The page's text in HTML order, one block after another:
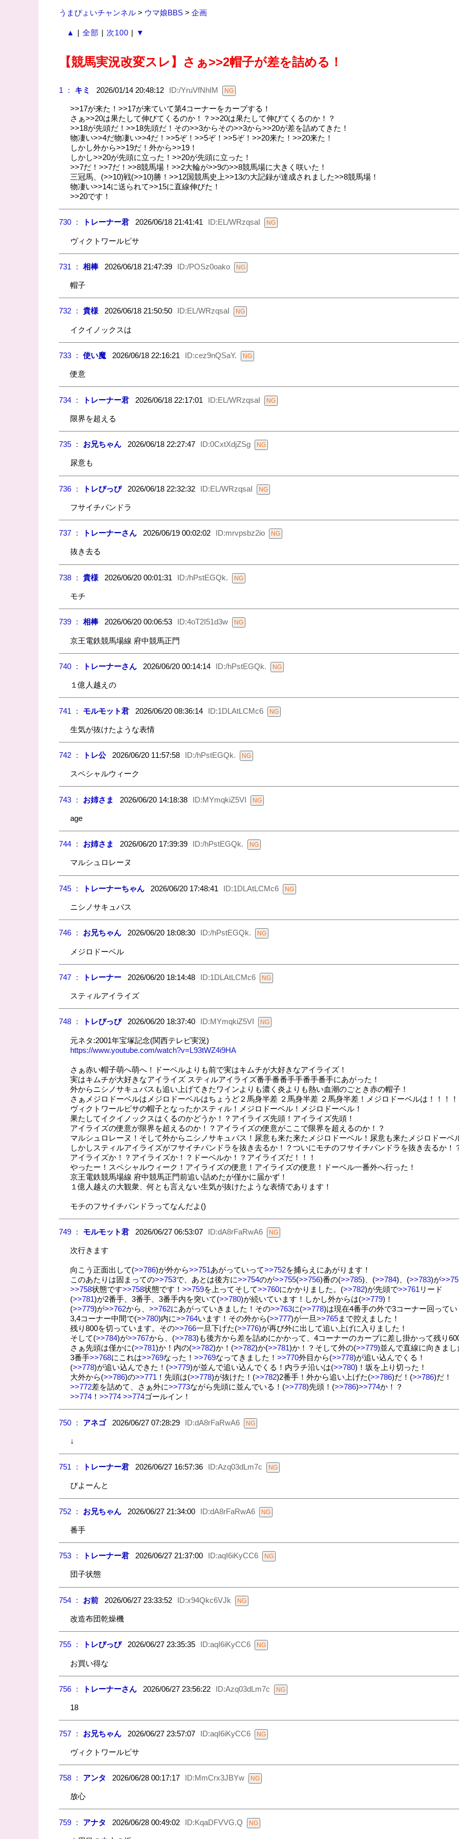
うまぴょいチャンネル> ウマ娘BBS> 企画
▲ | 全部 | 次100 | ▼
【競馬実況改変スレ】さぁ>>2帽子が差を詰める！
1 ： キミ 2026/01/14 20:48:12 ID:/YruVfNhIM
>>17が来た！>>17が来ていて第4コーナーをカーブする！
さぁ>>20は果たして伸びてくるのか！？>>20は果たして伸びてくるのか！？
>>18が先頭だ！>>18先頭だ！その>>3からその>>3から>>20が差を詰めてきた！
物凄い>>4だ物凄い>>4だ！>>5ぞ！>>5ぞ！>>5ぞ！>>20来た！>>20来た！
しかし外から>>19だ！外から>>19！
しかし>>20が先頭に立った！>>20が先頭に立った！
>>7だ！>>7だ！>>8競馬場！>>2大輪が>>9の>>8競馬場に大きく咲いた！
三冠馬、(>>10)戦(>>10)勝！>>12国競馬史上>>13の大記録が達成されました>>8競馬場！
物凄い>>14に送られて>>15に直線伸びた！
>>20です！
730 ： トレーナー君2026/06/18 21:41:41 ID:EL/WRzqsaI
ヴィクトワールピサ
731 ： 相棒2026/06/18 21:47:39 ID:/POSz0oako
帽子
732 ： 貴様2026/06/18 21:50:50 ID:EL/WRzqsaI
イクイノックスは
733 ： 使い魔2026/06/18 22:16:21 ID:cez9nQSaY.
便意
734 ： トレーナー君2026/06/18 22:17:01 ID:EL/WRzqsaI
限界を超える
735 ： お兄ちゃん2026/06/18 22:27:47 ID:0CxtXdjZSg
尿意も
736 ： トレぴっぴ2026/06/18 22:32:32 ID:EL/WRzqsaI
フサイチパンドラ
737 ： トレーナーさん2026/06/19 00:02:02 ID:mrvpsbz2io
抜き去る
738 ： 貴様2026/06/20 00:01:31 ID:/hPstEGQk.
モチ
739 ： 相棒2026/06/20 00:06:53 ID:4oT2I51d3w
京王電鉄競馬場線 府中競馬正門
740 ： トレーナーさん2026/06/20 00:14:14 ID:/hPstEGQk.
１億人越えの
741 ： モルモット君2026/06/20 08:36:14 ID:1DLAtLCMc6
生気が抜けたような表情
742 ： トレ公2026/06/20 11:57:58 ID:/hPstEGQk.
スペシャルウィーク
743 ： お姉さま 2026/06/20 14:18:38 ID:MYmqkiZ5VI
age
744 ： お姉さま 2026/06/20 17:39:39 ID:/hPstEGQk.
マルシュロレーヌ
745 ： トレーナーちゃん2026/06/20 17:48:41 ID:1DLAtLCMc6
ニシノサキュバス
746 ： お兄ちゃん2026/06/20 18:08:30 ID:/hPstEGQk.
メジロドーベル
747 ： トレーナー2026/06/20 18:14:48 ID:1DLAtLCMc6
スティルアイライズ
748 ： トレぴっぴ2026/06/20 18:37:40 ID:MYmqkiZ5VI
元ネタ:2001年宝塚記念(関西テレビ実況)
https://www.youtube.com/watch?v=L93tWZ4i9HA
さぁ赤い帽子萌へ萌へ！ドーベルよりも前で実はキムチが大好きなアイライズ！
実はキムチが大好きなアイライズ スティルアイライズ番手番番手手番手番手にあがった！
外からニシノサキュバスも追い上げてきたワインよりも濃く炎よりも熱い血潮のごとき赤の帽子！
さぁメジロドーベルはメジロドーベルはちょうど２馬身半差 ２馬身半差 ２馬身半差！メジロドーベルは！！！！
ヴィクトワールピサの帽子となったかスティル！メジロドーベル！メジロドーベル！
果たしてイクイノックスはくるのかどうか！？アイライズ先頭！アイライズ先頭！
アイライズの便意が限界を超えるのか！？アイライズの便意がここで限界を超えるのか！？
マルシュロレーヌ！そして外からニシノサキュバス！尿意も来た来たメジロドーベル！尿意も来たメジロドーベ
しかしスティルアイライズがフサイチパンドラを抜き去るか！？ついにモチのフサイチパンドラを抜き去るか！
アイライズか！？アイライズか！？ドーベルか！？アイライズだ！！！
やったー！スペシャルウィーク！アイライズの便意！アイライズの便意！ドーベル一番外へ行った！
京王電鉄競馬場線 府中競馬正門前追い詰めたが僅かに届かず！
１億人越えの大観衆、何とも言えない生気が抜けたような表情であります！
モチのフサイチパンドラってなんだよ()
749 ： モルモット君2026/06/27 06:53:07 ID:dA8rFaRwA6
次行きます
向こう正面出して(>>786)が外から>>751あがっていって>>752を捕らえにあがります！
このあたりは固まっての>>753で、あとは後方に>>754のが>>755(>>756)番の(>>785)、(>>784)、(>>783)が
>>758状態です>>758状態です！>>759を上ってそして>>760にかかりました。(>>782)が先頭で>>761 リード
(>>781)が2番手、3番手、3番手内を突いて(>>780)が続いています！しかし外からは(>>779)！
(>>779)が>>762から、>>762にあがっていきました！その>>763に(>>778)は現在4番手の外で3コーナー回ってい
3,4コーナー中間で(>>780)内に>>764います！その外から(>>777)が一旦>>765まで控えました！
残り800を切っています。その>>766一旦下げた(>>776)が再び外に出して追い上げに入りました！
そして(>>784)が>>767から、(>>783)も後方から差を詰めにかかって、4コーナーのカーブに差し掛かって残り
さぁ先頭は僅かに(>>781)か！内の(>>782)か！(>>782)か(>>781)か！？そして外の(>>779)並んで直線に向きまし
3番手>>768にこれは>>769なった！>>769なってきました！>>770外目から(>>778)が追い込んでくる！
(>>778)が追い込んできた！(>>779)が並んで追い込んでくる！内ラチ沿いは(>>780)！坂を上り切った！
大外から(>>786)の>>771 ！先頭は(>>778)が抜けた！(>>782)2番手！外から追い上げた(>>786)だ！(>>786)だ！
>>772差を詰めて、さぁ外に>>773ながら先頭に並んでいる！(>>778)先頭！(>>786)>>774か！？
>>774 ！>>774 >>774ゴールイン！
750 ： アネゴ2026/06/27 07:28:29 ID:dA8rFaRwA6
↓
751 ： トレーナー君2026/06/27 16:57:36 ID:Azq03dLm7c
びよーんと
752 ： お兄ちゃん2026/06/27 21:34:00 ID:dA8rFaRwA6
番手
753 ： トレーナー君2026/06/27 21:37:00 ID:aqI6iKyCC6
団子状態
754 ： お前2026/06/27 23:33:52 ID:x94Qkc6VJk
改造布団乾燥機
755 ： トレぴっぴ2026/06/27 23:35:35 ID:aqI6iKyCC6
お買い得な
756 ： トレーナーさん2026/06/27 23:56:22 ID:Azq03dLm7c
18
757 ： お兄ちゃん2026/06/27 23:57:07 ID:aqI6iKyCC6
ヴィクトワールピサ
758 ： アンタ 2026/06/28 00:17:17 ID:MmCrx3JBYw
放心
759 ： アナタ 2026/06/28 00:49:02 ID:KqaDFVVG.Q